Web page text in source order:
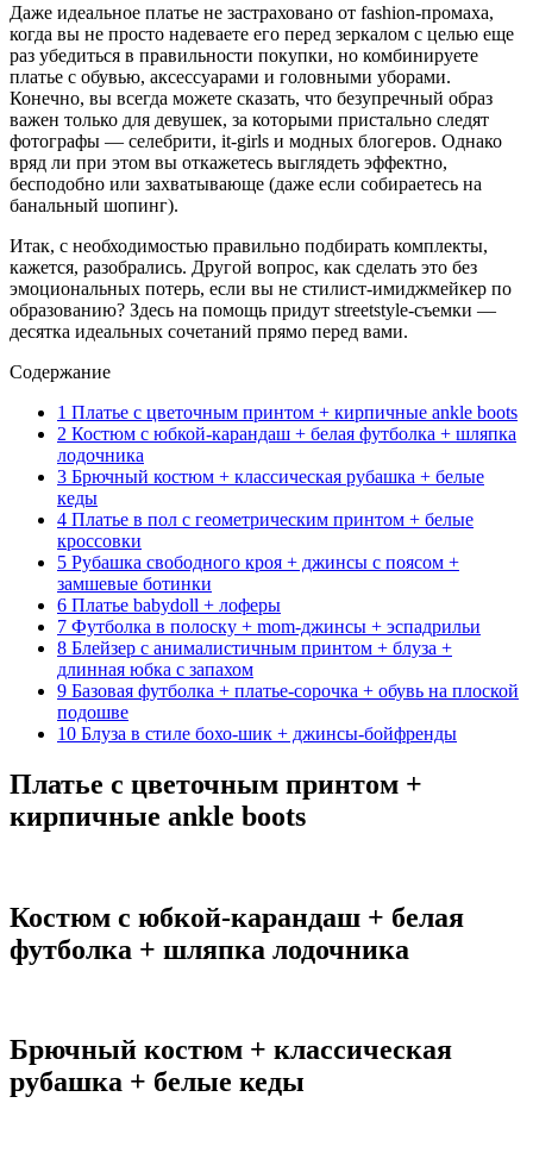
Даже идеальное платье не застраховано от fashion-промаха,
когда вы не просто надеваете его перед зеркалом с целью еще
раз убедиться в правильности покупки, но комбинируете
платье с обувью, аксессуарами и головными уборами.
Конечно, вы всегда можете сказать, что безупречный образ
важен только для девушек, за которыми пристально следят
фотографы — селебрити, it-girls и модных блогеров. Однако
вряд ли при этом вы откажетесь выглядеть эффектно,
бесподобно или захватывающе (даже если собираетесь на
банальный шопинг).
Итак, с необходимостью правильно подбирать комплекты,
кажется, разобрались. Другой вопрос, как сделать это без
эмоциональных потерь, если вы не стилист-имиджмейкер по
образованию? Здесь на помощь придут streetstyle-съемки —
десятка идеальных сочетаний прямо перед вами.
Содержание
1 Платье с цветочным принтом + кирпичные ankle boots
2 Костюм с юбкой-карандаш + белая футболка + шляпка
лодочника
3 Брючный костюм + классическая рубашка + белые
кеды
4 Платье в пол с геометрическим принтом + белые
кроссовки
5 Рубашка свободного кроя + джинсы с поясом +
замшевые ботинки
6 Платье babydoll + лоферы
7 Футболка в полоску + mom-джинсы + эспадрильи
8 Блейзер с анималистичным принтом + блуза +
длинная юбка с запахом
9 Базовая футболка + платье-сорочка + обувь на плоской
подошве
10 Блуза в стиле бохо-шик + джинсы-бойфренды
Платье с цветочным принтом +
кирпичные ankle boots
Костюм с юбкой-карандаш + белая
футболка + шляпка лодочника
Брючный костюм + классическая
рубашка + белые кеды